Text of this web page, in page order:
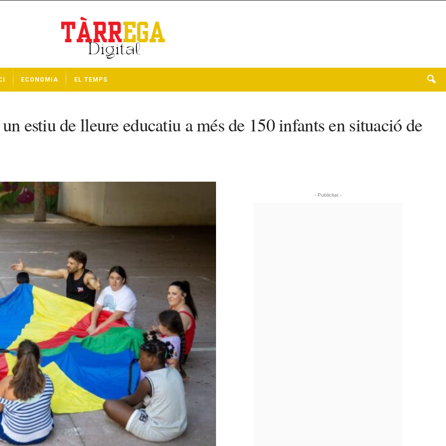
ECONOMIA EL TEMPS
estiu de lleure educatiu a més de 150 infants en situació de
- Publicitat -